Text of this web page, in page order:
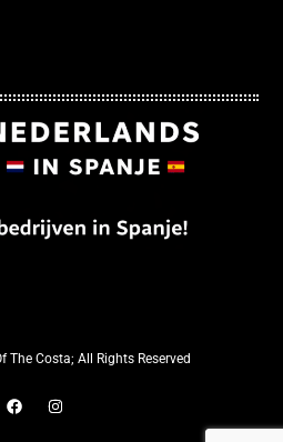
The Costa; All Rights Reserved